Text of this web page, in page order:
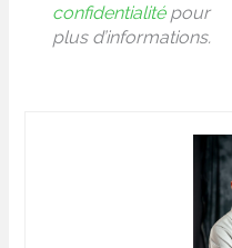
confidentialitépour
plus d’informations.